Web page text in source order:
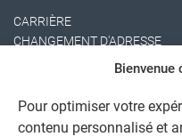
Bienvenue
Pour optimiser votre
contenu personnalisé et
CARRIÈRE
CHANGEMENT D'ADRESSE